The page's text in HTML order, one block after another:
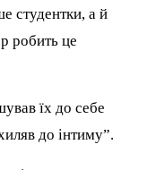
студентки, а й
робить це
їх до себе
до інтиму”.